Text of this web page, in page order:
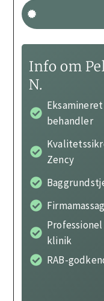
Info om
N.
Eksamineret
behandler
Zency
Professionel
klinik
RAB-